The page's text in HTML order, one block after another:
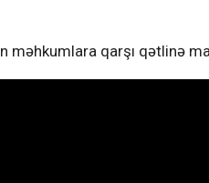
məhkumlara qarşı qətlinə